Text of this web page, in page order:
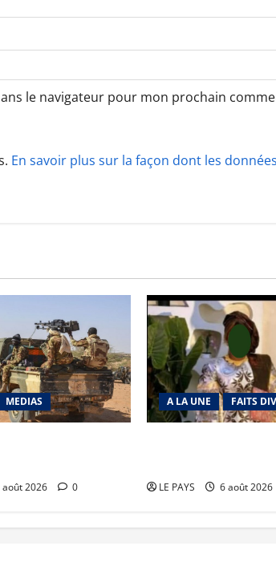
le navigateur pour mon prochain
En savoir plus sur la façon dont les
MEDIAS
août 2026 0
A LA UNE FAITS
LE PAYS 6 août 2026